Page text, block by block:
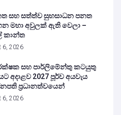
සහ සත්ත්ව සුභසාධන පනත
මහා අවුලක් ඇති වෙලා –
කාන්ත
6, 2026
සහ පාර්ලිමේන්තු කටයුතු
අදාළව 2027 පූර්ව අයවැය
ප්‍රධානත්වයෙන්
6, 2026